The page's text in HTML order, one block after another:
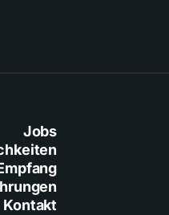
Jobs
Kontakt